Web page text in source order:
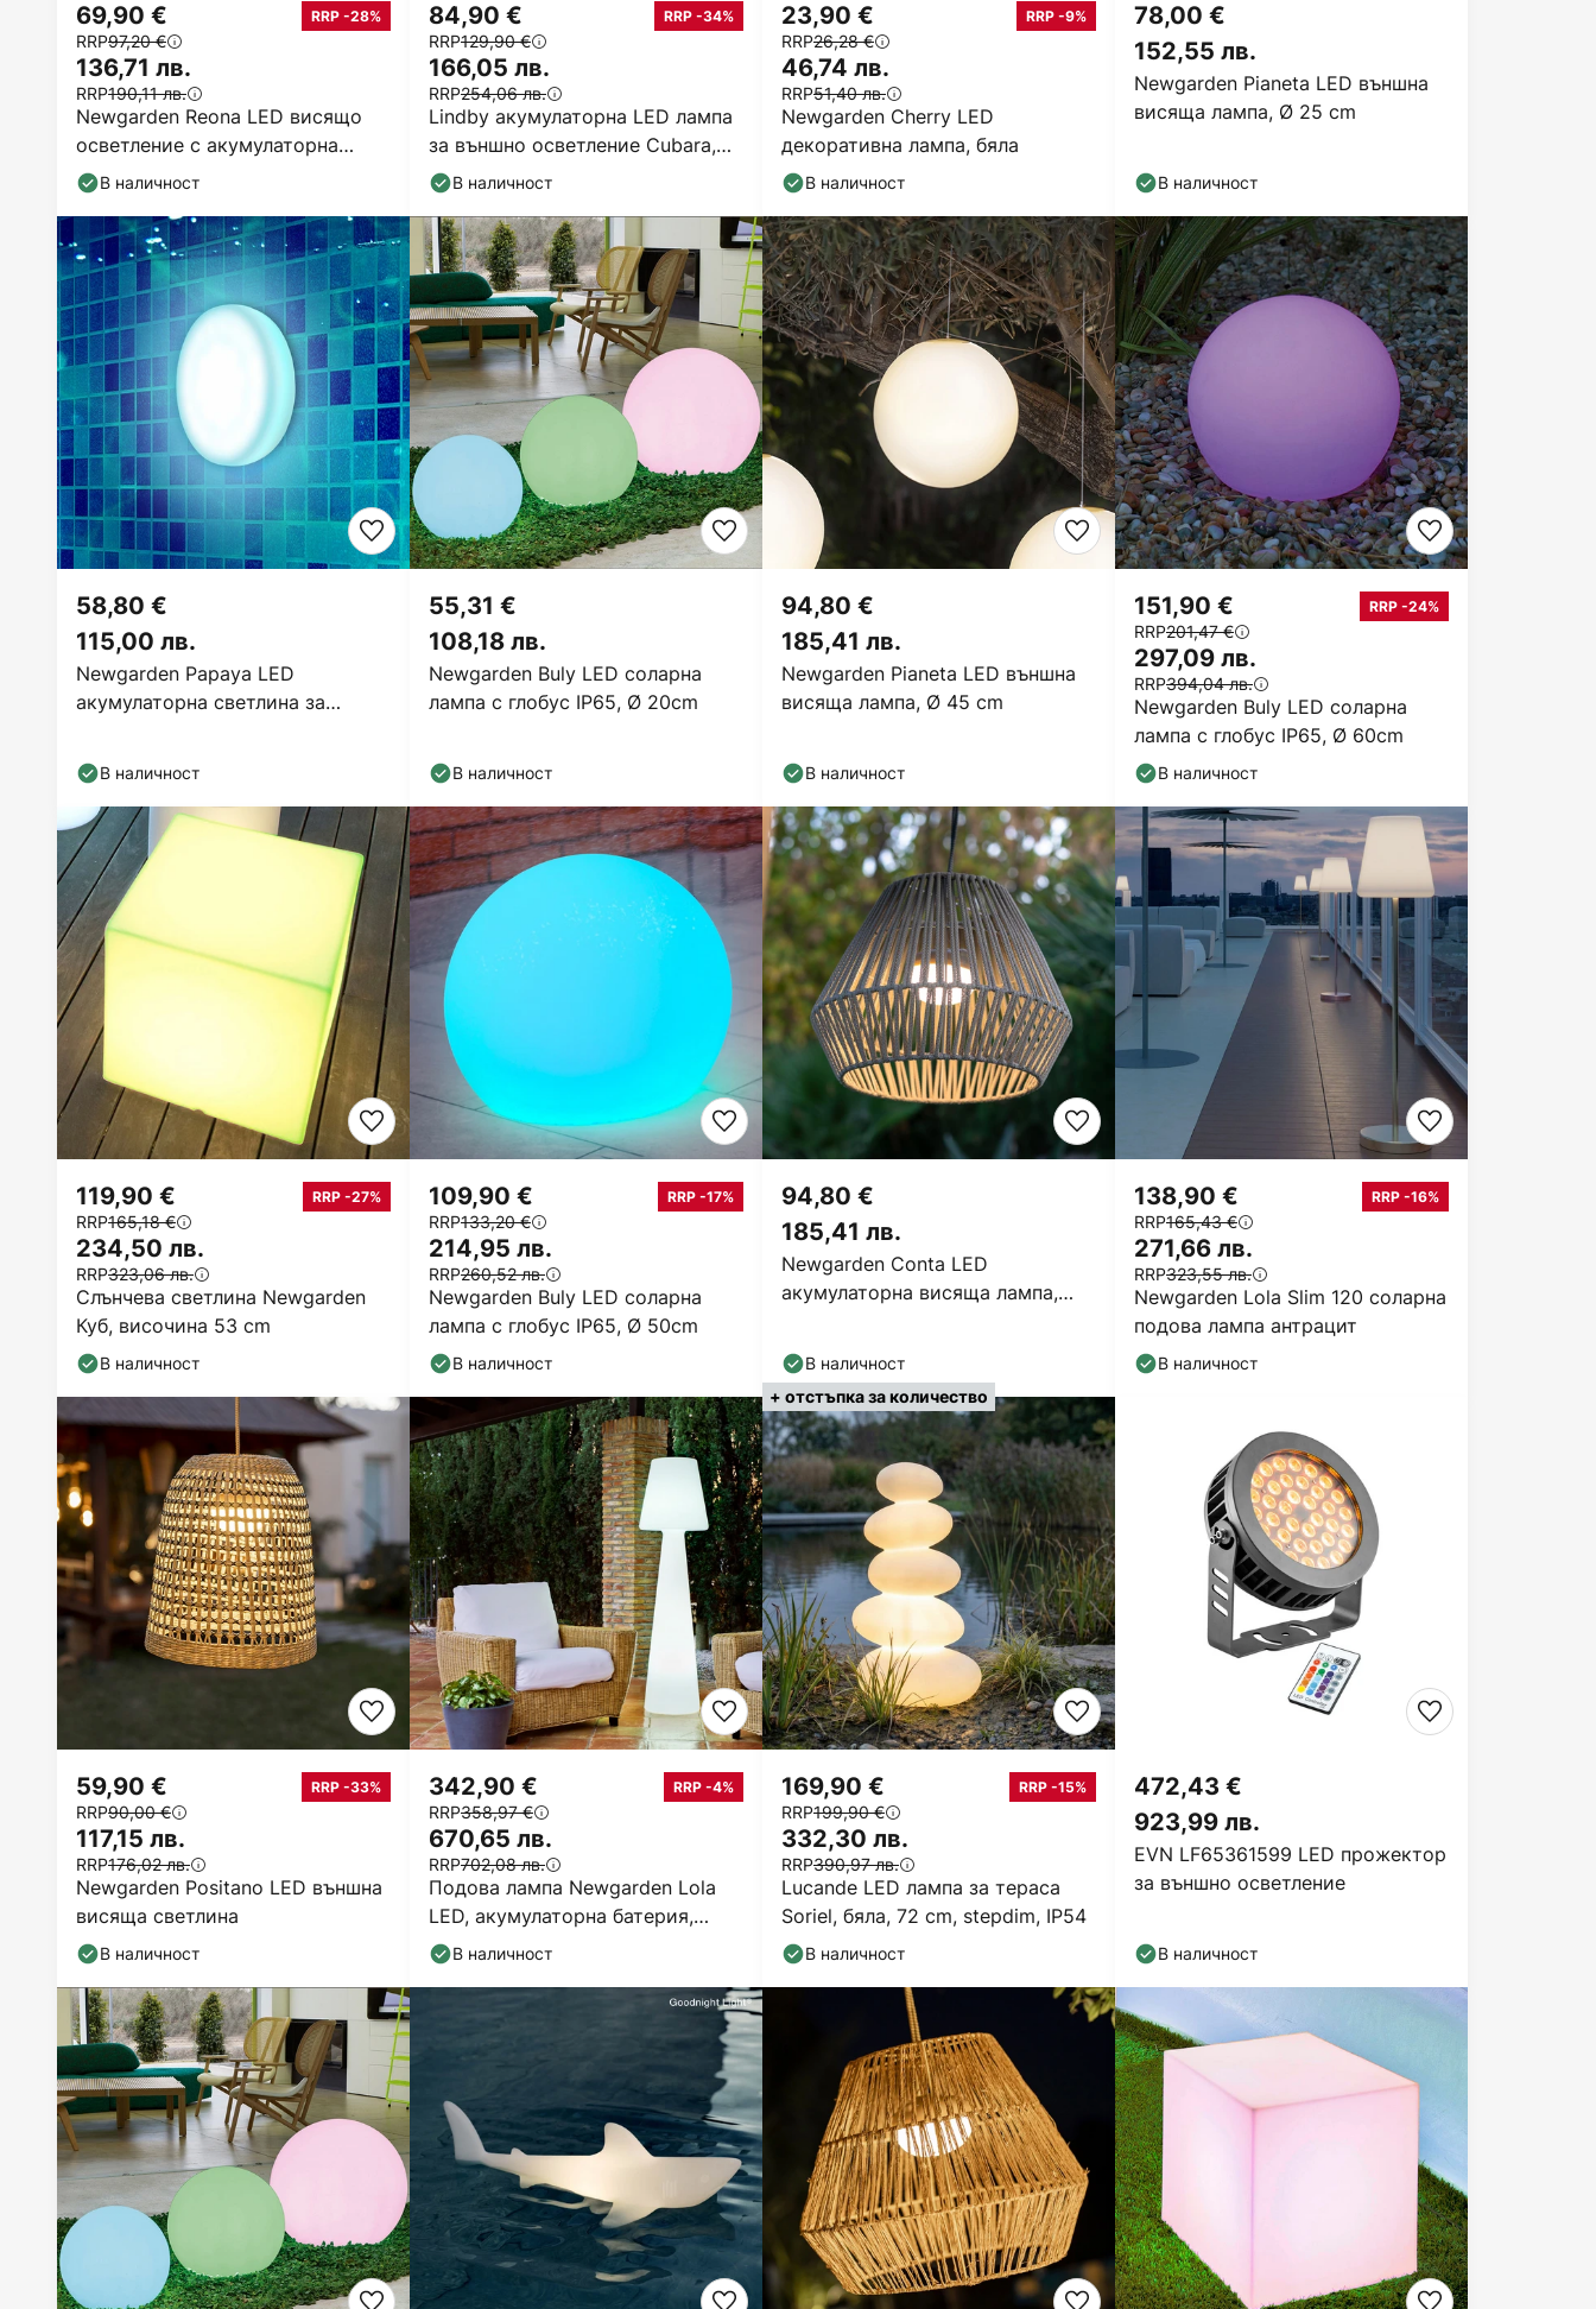
Newgarden Reona LED висящо
осветление с акумулаторна
батерия
69,90 € RRP -28%
RRP97,20 €
136,71 лв.
RRP190,11 лв.
В наличност
Lindby акумулаторна LED лампа
за външно осветление Cubara,
RGB, куб, пластмаса
84,90 € RRP -34%
RRP129,90 €
166,05 лв.
RRP254,06 лв.
В наличност
Newgarden Cherry LED
декоративна лампа, бяла
23,90 € RRP -9%
RRP26,28 €
46,74 лв.
RRP51,40 лв.
В наличност
Newgarden Pianeta LED външна
висяща лампа, Ø 25 cm
78,00 €
152,55 лв.
В наличност
Newgarden Papaya LED
акумулаторна светлина за
58,80 €
115,00 лв.
В наличност
Newgarden Buly LED соларна
лампа с глобус IP65, Ø 20cm
55,31 €
108,18 лв.
В наличност
Newgarden Pianeta LED външна
висяща лампа, Ø 45 cm
94,80 €
185,41 лв.
В наличност
Newgarden Buly LED соларна
лампа с глобус IP65, Ø 60cm
151,90 € RRP -24%
RRP201,47 €
297,09 лв.
RRP394,04 лв.
В наличност
Слънчева светлина Newgarden
Куб, височина 53 cm
119,90 € RRP -27%
RRP165,18 €
234,50 лв.
RRP323,06 лв.
В наличност
Newgarden Buly LED соларна
лампа с глобус IP65, Ø 50cm
109,90 € RRP -17%
RRP133,20 €
214,95 лв.
RRP260,52 лв.
В наличност
Newgarden Conta LED
акумулаторна висяща лампа,
94,80 €
185,41 лв.
В наличност
Newgarden Lola Slim 120 соларна
подова лампа антрацит
138,90 € RRP -16%
RRP165,43 €
271,66 лв.
RRP323,55 лв.
В наличност
Newgarden Positano LED външна
висяща светлина
59,90 € RRP -33%
RRP90,00 €
117,15 лв.
RRP176,02 лв.
В наличност
Подова лампа Newgarden Lola
LED, акумулаторна батерия,
височина 165 cm
342,90 € RRP -4%
RRP358,97 €
670,65 лв.
RRP702,08 лв.
В наличност
+ отстъпка за количество
Lucande LED лампа за тераса
Soriel, бяла, 72 cm, stepdim, IP54
169,90 € RRP -15%
RRP199,90 €
332,30 лв.
RRP390,97 лв.
В наличност
EVN LF65361599 LED прожектор
за външно осветление
472,43 €
923,99 лв.
В наличност